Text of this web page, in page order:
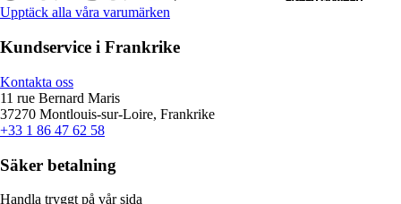
Upptäck alla våra varumärken
Kundservice i Frankrike
Kontakta oss
11 rue Bernard Maris
37270 Montlouis-sur-Loire, Frankrike
+33 1 86 47 62 58
Säker betalning
Handla tryggt på vår sida